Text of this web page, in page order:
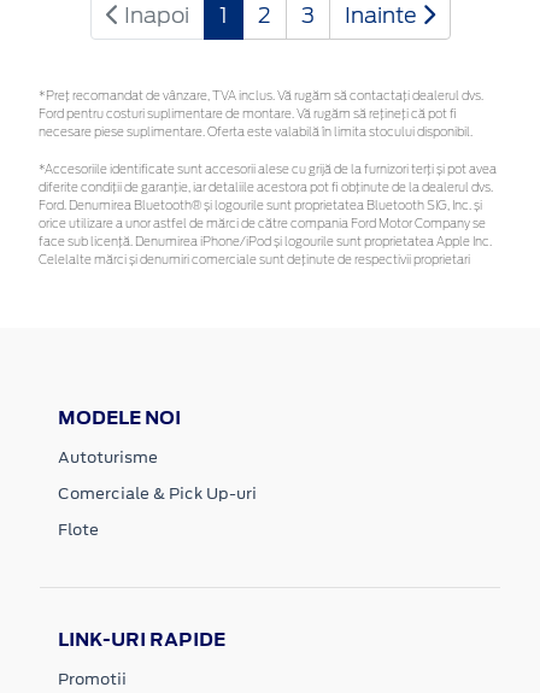
Inapoi 1 2 3 Inainte
*Preţ recomandat de vânzare, TVA inclus. Vă rugăm să contactaţi dealerul dvs.
Ford pentru costuri suplimentare de montare. Vă rugăm să rețineți că pot fi
necesare piese suplimentare. Oferta este valabilă în limita stocului disponibil.
*Accesoriile identificate sunt accesorii alese cu grijă de la furnizori terți și pot avea
diferite condiții de garanție, iar detaliile acestora pot fi obținute de la dealerul dvs.
Ford. Denumirea Bluetooth® și logourile sunt proprietatea Bluetooth SIG, Inc. și
orice utilizare a unor astfel de mărci de către compania Ford Motor Company se
face sub licență. Denumirea iPhone/iPod și logourile sunt proprietatea Apple Inc.
Celelalte mărci și denumiri comerciale sunt deținute de respectivii proprietari
MODELE NOI
Autoturisme
Comerciale & Pick Up-uri
Flote
LINK-URI RAPIDE
Promotii